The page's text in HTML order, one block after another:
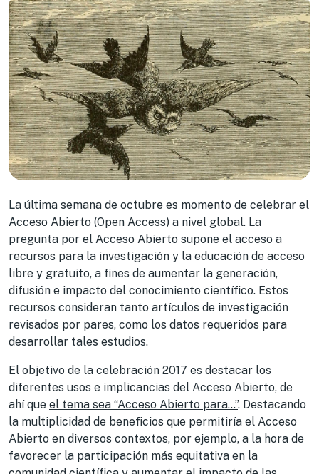
La última semana de octubre es momento de celebrar el
Acceso Abierto (Open Access) a nivel global. La
pregunta por el Acceso Abierto supone el acceso a
recursos para la investigación y la educación de acceso
libre y gratuito, a fines de aumentar la generación,
difusión e impacto del conocimiento científico. Estos
recursos consideran tanto artículos de investigación
revisados por pares, como los datos requeridos para
desarrollar tales estudios.
El objetivo de la celebración 2017 es destacar los
diferentes usos e implicancias del Acceso Abierto, de
ahí que el tema sea “Acceso Abierto para…”. Destacando
la multiplicidad de beneficios que permitiría el Acceso
Abierto en diversos contextos, por ejemplo, a la hora de
favorecer la participación más equitativa en la